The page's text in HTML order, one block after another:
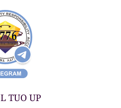
TUO UP